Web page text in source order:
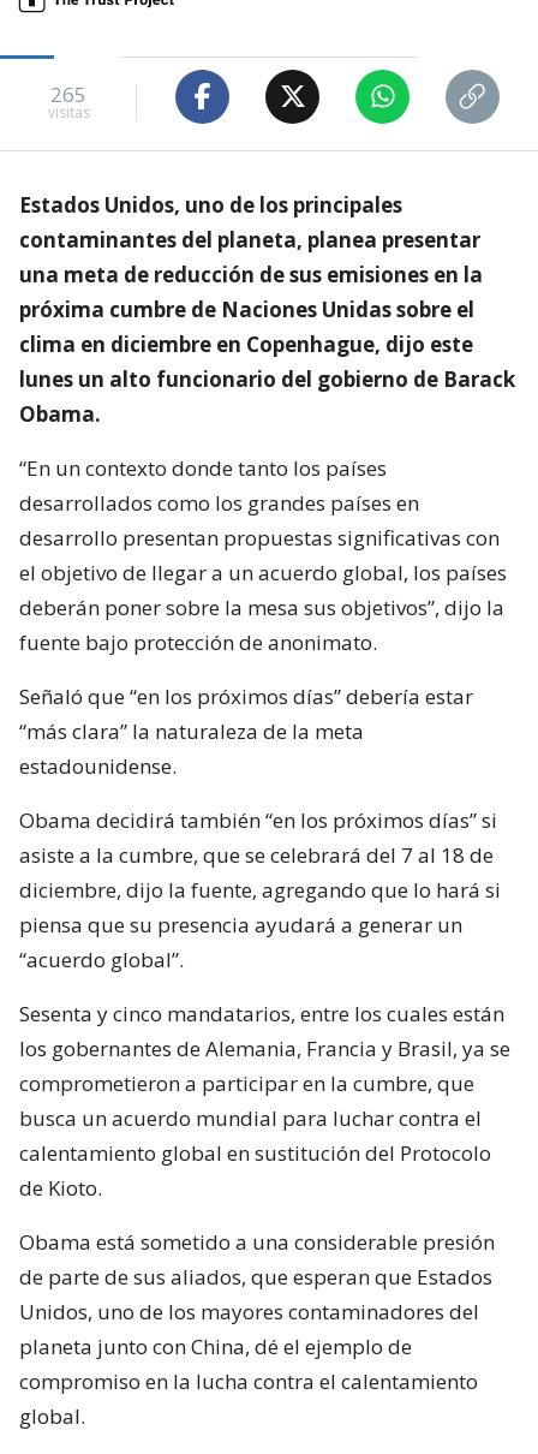
265
visitas
Estados Unidos, uno de los principales
contaminantes del planeta, planea presentar
una meta de reducción de sus emisiones en la
próxima cumbre de Naciones Unidas sobre el
clima en diciembre en Copenhague, dijo este
lunes un alto funcionario del gobierno de Barack
Obama.
“En un contexto donde tanto los países
desarrollados como los grandes países en
desarrollo presentan propuestas significativas con
el objetivo de llegar a un acuerdo global, los países
deberán poner sobre la mesa sus objetivos”, dijo la
fuente bajo protección de anonimato.
Señaló que “en los próximos días” debería estar
“más clara” la naturaleza de la meta
estadounidense.
Obama decidirá también “en los próximos días” si
asiste a la cumbre, que se celebrará del 7 al 18 de
diciembre, dijo la fuente, agregando que lo hará si
piensa que su presencia ayudará a generar un
“acuerdo global”.
Sesenta y cinco mandatarios, entre los cuales están
los gobernantes de Alemania, Francia y Brasil, ya se
comprometieron a participar en la cumbre, que
busca un acuerdo mundial para luchar contra el
calentamiento global en sustitución del Protocolo
de Kioto.
Obama está sometido a una considerable presión
de parte de sus aliados, que esperan que Estados
Unidos, uno de los mayores contaminadores del
planeta junto con China, dé el ejemplo de
compromiso en la lucha contra el calentamiento
global.